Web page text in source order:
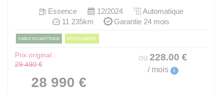
Essence 12/2024
Automatique
11 235km
Garantie 24 mois
FAIBLE KILOMÉTRAGE PRIX EN BAISSE
Prix original :
29 490 €
28 990 €
ou 228.00 €
/ mois i